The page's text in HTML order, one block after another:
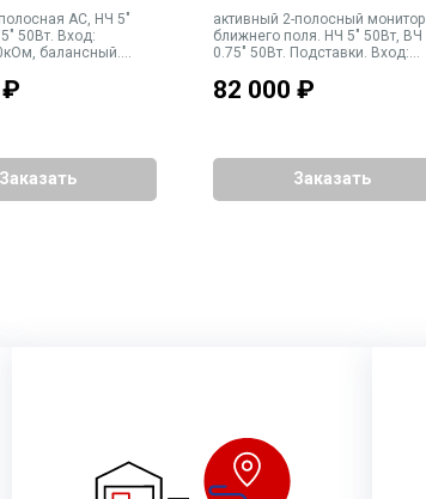
АС, НЧ 5"
50Вт. Вход:
балансный.
SPL 104 дБ,
дБ). Кроссовер
₽
Заказать
активный 2-полосный монитор
ближнего поля. НЧ 5" 50Вт, ВЧ
0.75" 50Вт. Подставки. Вход:
47Гц-25кГц (±6 дБ). Кроссовер
3000Гц. Габариты (ВхШхГ):
82 000 ₽
Заказать